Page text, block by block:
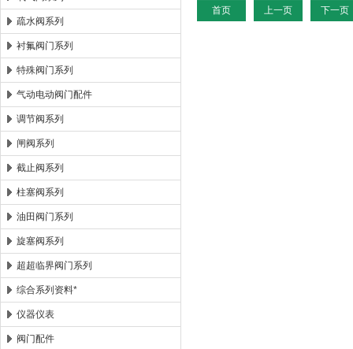
疏水阀系列
衬氟阀门系列
特殊阀门系列
气动电动阀门配件
调节阀系列
闸阀系列
截止阀系列
柱塞阀系列
油田阀门系列
旋塞阀系列
超超临界阀门系列
综合系列资料*
仪器仪表
阀门配件
首页 上一页 下一页